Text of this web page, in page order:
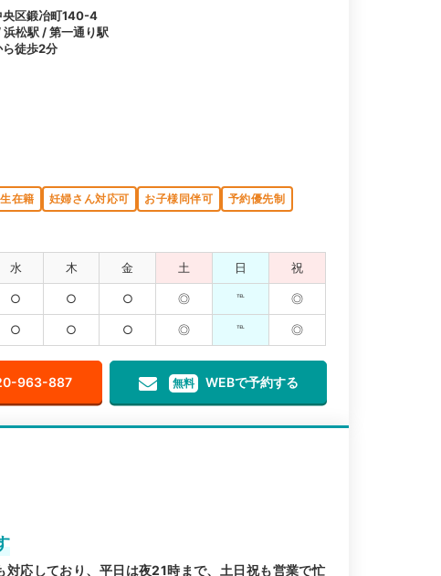
央区鍛冶町140-4
松駅 / 第一通り駅
ら徒歩2分
在籍 妊婦さん対応可 お子様同伴可
予約優先制
水 木 金 土 日 祝
○ ○ ○ ◎ ℡ ◎
○ ○ ○ ◎ ℡ ◎
963-887 無料 WEBで予約する
応しており、平日は夜21時まで、土日祝も営業で忙